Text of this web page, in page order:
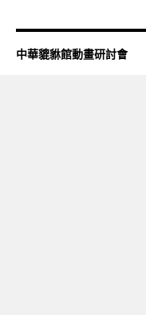
中華貔貅館動畫研討會